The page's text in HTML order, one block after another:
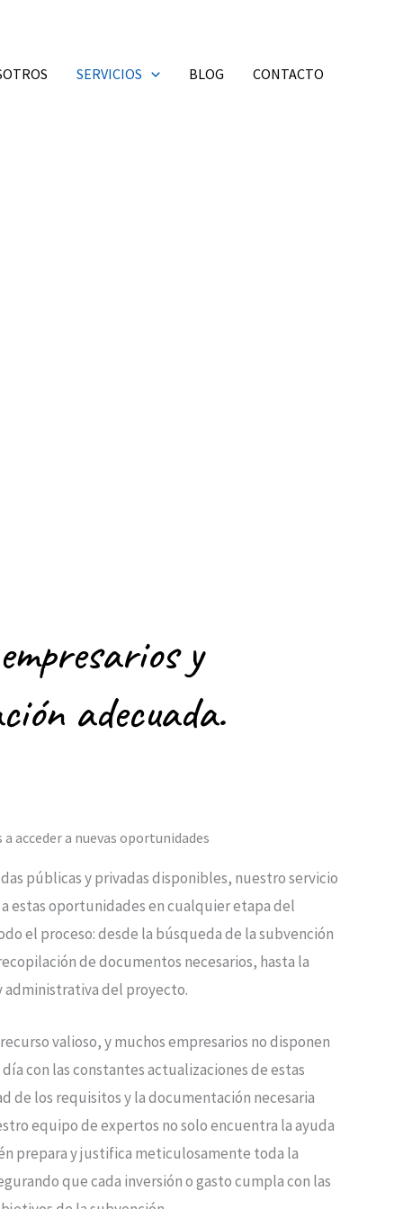
SERVICIOS BLOG CONTACTO
y
adecuada.
a acceder a nuevas oportunidades
públicas y privadas disponibles, nuestro servicio
estas oportunidades en cualquier etapa del
el proceso: desde la búsqueda de la subvención
de documentos necesarios, hasta la
administrativa del proyecto.
valioso, y muchos empresarios no disponen
con las constantes actualizaciones de estas
de los requisitos y la documentación necesaria
equipo de expertos no solo encuentra la ayuda
prepara y justifica meticulosamente toda la
que cada inversión o gasto cumpla con las